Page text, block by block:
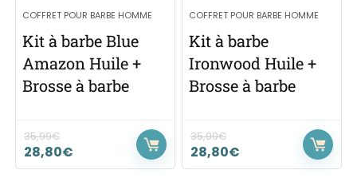
COFFRET POUR BARBE HOMME
Kit à barbe Blue
Amazon Huile +
Brosse à barbe
35,99€
28,80€
COFFRET POUR BARBE HOMME
Kit à barbe
Ironwood Huile +
Brosse à barbe
35,99€
28,80€